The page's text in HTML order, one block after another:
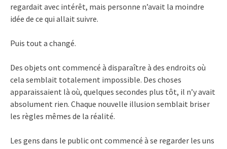
regardait avec intérêt, mais personne n’avait la moindre
idée de ce qui allait suivre.
Puis tout a changé.
Des objets ont commencé à disparaître à des endroits où
cela semblait totalement impossible. Des choses
apparaissaient là où, quelques secondes plus tôt, il n’y avait
absolument rien. Chaque nouvelle illusion semblait briser
les règles mêmes de la réalité.
Les gens dans le public ont commencé à se regarder les uns